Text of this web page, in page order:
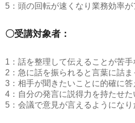
5：頭の回転が速くなり業務効率が
〇受講対象者：
1：話を整理して伝えることが苦手
2：急に話を振られると言葉に詰
3：相手が聞きたいことに的確に
4：自分の発言に説得力を持たせた
5：会議で意見が言えるようになり